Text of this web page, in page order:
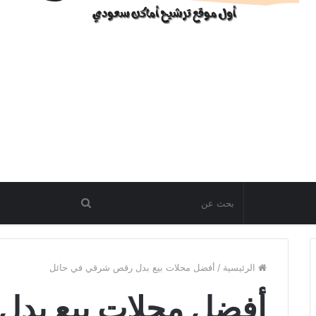
الرئيسية / أفضل محلات بيع بدل رقص شرقي في حائل
أفضل محلات بيع